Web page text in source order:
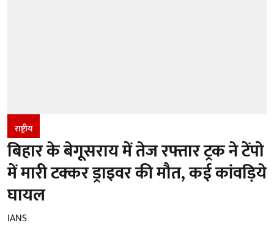
राष्ट्रीय
बिहार के बेगूसराय में तेज रफ्तार ट्रक ने टेंपो
में मारी टक्कर ड्राइवर की मौत, कई कांवड़िये
घायल
IANS